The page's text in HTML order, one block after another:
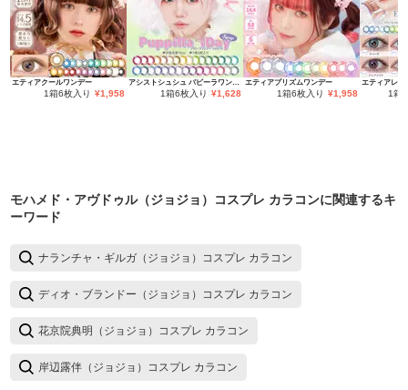
エティアクールワンデー
1箱6枚入り ¥1,958
アシストシュシュ パピーラワンデー
1箱6枚入り ¥1,628
エティアプリズムワンデー
1箱6枚入り ¥1,958
エティアレオ
1箱
モハメド・アヴドゥル（ジョジョ）コスプレ カラコンに関連するキ
ーワード
ナランチャ・ギルガ（ジョジョ）コスプレ カラコン
ディオ・ブランドー（ジョジョ）コスプレ カラコン
花京院典明（ジョジョ）コスプレ カラコン
岸辺露伴（ジョジョ）コスプレ カラコン